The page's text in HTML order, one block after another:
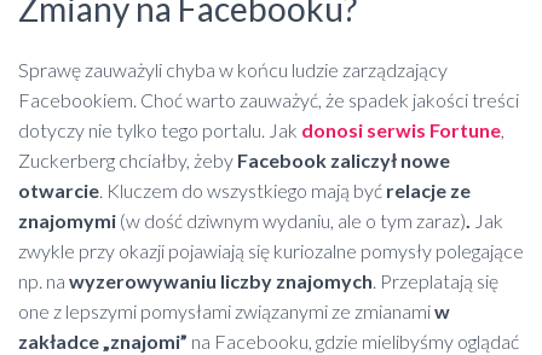
Zmiany na Facebooku?
Sprawę zauważyli chyba w końcu ludzie zarządzający
Facebookiem. Choć warto zauważyć, że spadek jakości treści
dotyczy nie tylko tego portalu. Jak donosi serwis Fortune,
Zuckerberg chciałby, żeby Facebook zaliczył nowe
otwarcie. Kluczem do wszystkiego mają być relacje ze
znajomymi (w dość dziwnym wydaniu, ale o tym zaraz). Jak
zwykle przy okazji pojawiają się kuriozalne pomysły polegające
np. na wyzerowywaniu liczby znajomych. Przeplatają się
one z lepszymi pomysłami związanymi ze zmianamiw
zakładce „znajomi” na Facebooku, gdzie mielibyśmy oglądać